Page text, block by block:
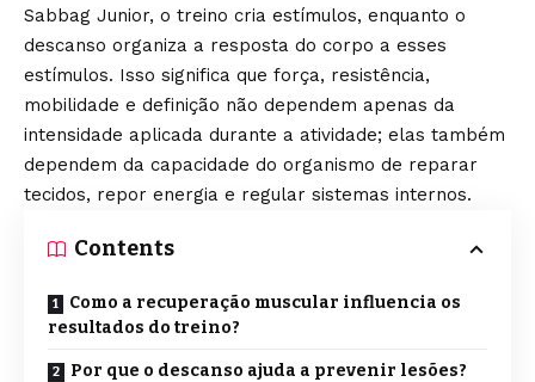
Sabbag Junior, o treino cria estímulos, enquanto o
descanso organiza a resposta do corpo a esses
estímulos. Isso significa que força, resistência,
mobilidade e definição não dependem apenas da
intensidade aplicada durante a atividade; elas também
dependem da capacidade do organismo de reparar
tecidos, repor energia e regular sistemas internos.
Contents
Como a recuperação muscular influencia os
resultados do treino?
Por que o descanso ajuda a prevenir lesões?